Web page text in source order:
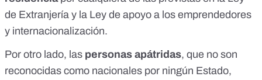
de Extranjería y la Ley de apoyo a los emprendedores
y internacionalización.
Por otro lado, las personas apátridas, que no son
reconocidas como nacionales por ningún Estado,